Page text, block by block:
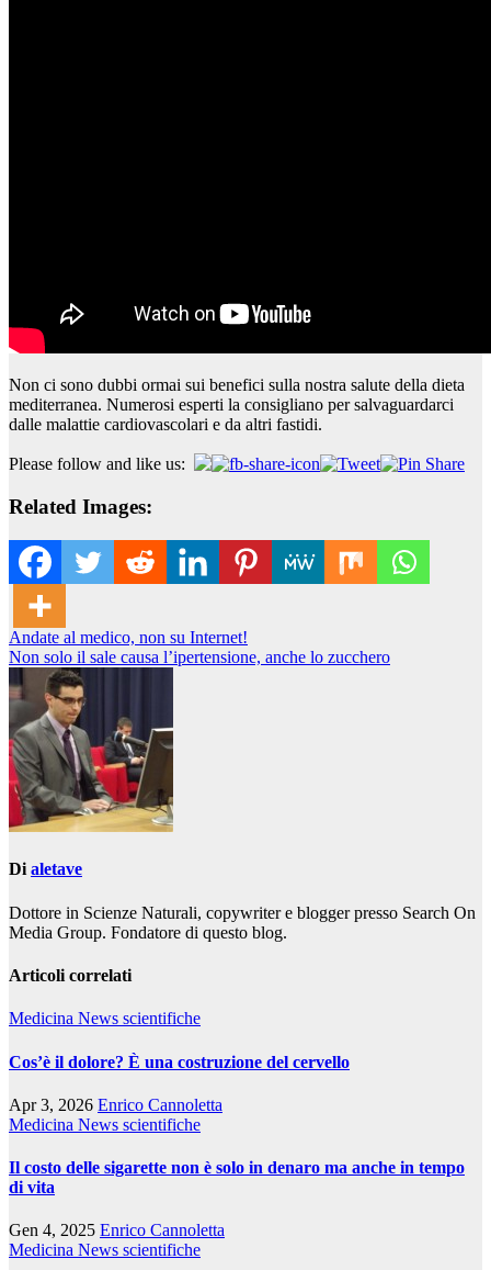
Non ci sono dubbi ormai sui benefici sulla nostra salute della dieta
mediterranea. Numerosi esperti la consigliano per salvaguardarci
dalle malattie cardiovascolari e da altri fastidi.
Please follow and like us:
Related Images:
Navigazione
articoli
Andate al medico, non su Internet!
Non solo il sale causa l’ipertensione, anche lo zucchero
Dialetave
Dottore in Scienze Naturali, copywriter e blogger presso Search On
Media Group. Fondatore di questo blog.
Articoli correlati
Medicina News scientifiche
Cos’è il dolore? È una costruzione del cervello
Apr 3, 2026 Enrico Cannoletta
Medicina News scientifiche
Il costo delle sigarette non è solo in denaro ma anche in tempo
di vita
Gen 4, 2025 Enrico Cannoletta
Medicina News scientifiche